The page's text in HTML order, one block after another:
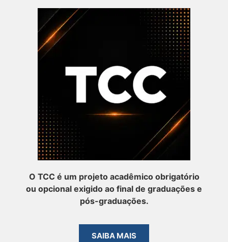
O TCC é um projeto acadêmico obrigatório
ou opcional exigido ao final de graduações e
pós-graduações.
SAIBA MAIS